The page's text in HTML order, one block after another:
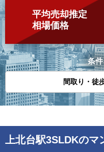
平均売却推定
相場価格
条
間取り・徒
上北台駅3SLDKのマ